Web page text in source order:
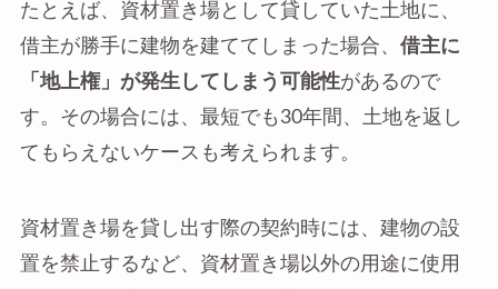
たとえば、資材置き場として貸していた土地に、
借主が勝手に建物を建ててしまった場合、 借主に
「地上権」が発生してしまう可能性があるので
す。その場合には、最短でも30年間、土地を返し
てもらえないケースも考えられます。
資材置き場を貸し出す際の契約時には、建物の設
置を禁止するなど、資材置き場以外の用途に使用